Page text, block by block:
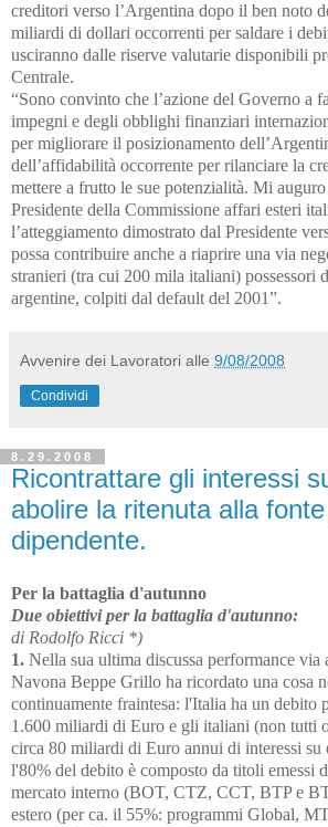
creditori verso l’Argentina dopo il ben noto
miliardi di dollari occorrenti per saldare i
usciranno dalle riserve valutarie disponibili
Centrale.
“Sono convinto che l’azione del Governo a
impegni e degli obblighi finanziari
per migliorare il posizionamento
dell’affidabilità occorrente per rilanciare la
mettere a frutto le sue potenzialità. Mi
Presidente della Commissione affari esteri
l’atteggiamento dimostrato dal Presidente
possa contribuire anche a riaprire una via
stranieri (tra cui 200 mila italiani) possessori
argentine, colpiti dal default del 2001”.
Avvenire dei Lavoratori alle 9/08/2008
Condividi
8.29.2008
Ricontrattare gli interessi
abolire la ritenuta alla
dipendente.
Per la battaglia d'autunno
Due obiettivi per la battaglia d'autunno:
di Rodolfo Ricci *)
1. Nella sua ultima discussa performance via
Navona Beppe Grillo ha ricordato una cosa
continuamente fraintesa: l'Italia ha un debito
1.600 miliardi di Euro e gli italiani (non tutti
circa 80 miliardi di Euro annui di interessi su
l'80% del debito è composto da titoli emessi
mercato interno (BOT, CTZ, CCT, BTP e
estero (per ca. il 55%: programmi Global,